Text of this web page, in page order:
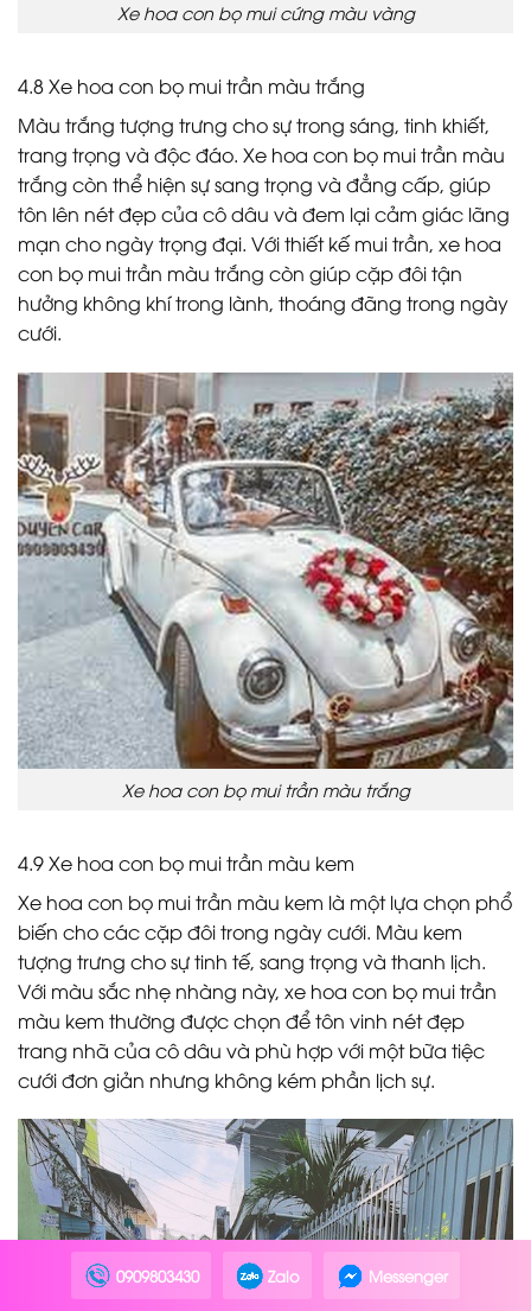
0909803430 Zalo Messenger
Xe hoa con bọ mui cứng màu vàng
4.8 Xe hoa con bọ mui trần màu trắng
Màu trắng tượng trưng cho sự trong sáng, tinh khiết,
trang trọng và độc đáo. Xe hoa con bọ mui trần màu
trắng còn thể hiện sự sang trọng và đẳng cấp, giúp
tôn lên nét đẹp của cô dâu và đem lại cảm giác lãng
mạn cho ngày trọng đại. Với thiết kế mui trần, xe hoa
con bọ mui trần màu trắng còn giúp cặp đôi tận
hưởng không khí trong lành, thoáng đãng trong ngày
cưới.
Xe hoa con bọ mui trần màu trắng
4.9 Xe hoa con bọ mui trần màu kem
Xe hoa con bọ mui trần màu kem là một lựa chọn phổ
biến cho các cặp đôi trong ngày cưới. Màu kem
tượng trưng cho sự tinh tế, sang trọng và thanh lịch.
Với màu sắc nhẹ nhàng này, xe hoa con bọ mui trần
màu kem thường được chọn để tôn vinh nét đẹp
trang nhã của cô dâu và phù hợp với một bữa tiệc
cưới đơn giản nhưng không kém phần lịch sự.